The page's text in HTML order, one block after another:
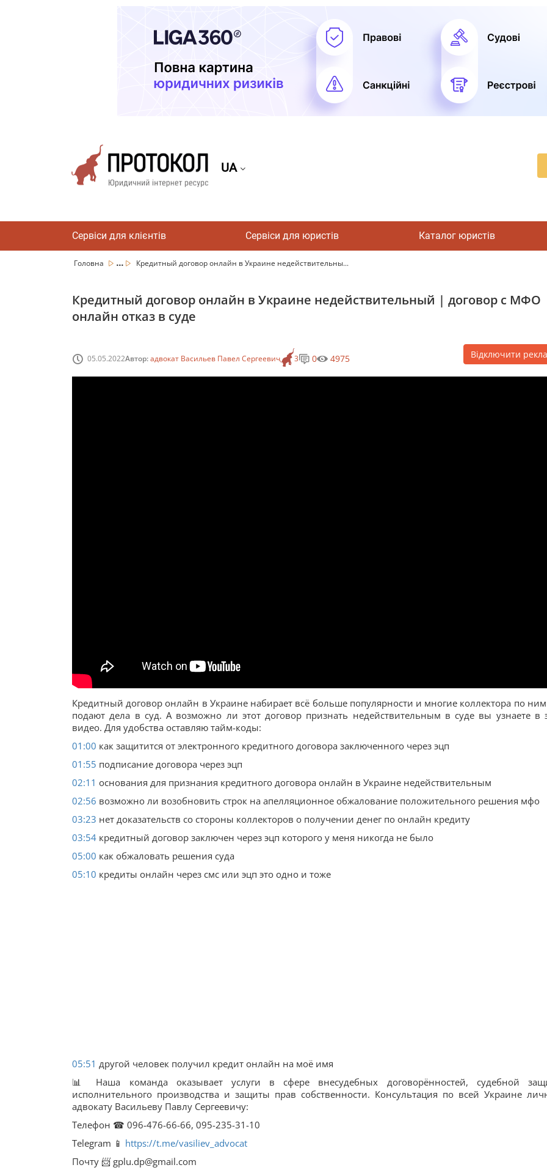
UA
Сервіси для клієнтів Сервіси для юристів Каталог юристів
Головна ... Кредитный договор онлайн в Украине недействительны...
Кредитный договор онлайн в Украине недействительный | договор с МФО
онлайн отказ в суде
05.05.2022Автор:адвокат Васильев Павел Сергеевич 3 0 4975 Відключити
Кредитный договор онлайн в Украине набирает всё больше популярности и многие коллектора по
подают дела в суд. А возможно ли этот договор признать недействительным в суде вы узнаете в
видео. Для удобства оставляю тайм-коды:
01:00 как защитится от электронного кредитного договора заключенного через эцп
01:55 подписание договора через эцп
02:11 основания для признания кредитного договора онлайн в Украине недействительным
02:56 возможно ли возобновить строк на апелляционное обжалование положительного решения мфо
03:23 нет доказательств со стороны коллекторов о получении денег по онлайн кредиту
03:54 кредитный договор заключен через эцп которого у меня никогда не было
05:00 как обжаловать решения суда
05:10 кредиты онлайн через смс или эцп это одно и тоже
05:51 другой человек получил кредит онлайн на моё имя
📊 Наша команда оказывает услуги в сфере внесудебных договорённостей, судебной
исполнительного производства и защиты прав собственности. Консультация по всей Украине
адвокату Васильеву Павлу Сергеевичу:
Телефон ☎ 096-476-66-66, 095-235-31-10
Telegram 📱 https://t.me/vasiliev_advocat
Почту 📨 gplu.dp@gmail.com